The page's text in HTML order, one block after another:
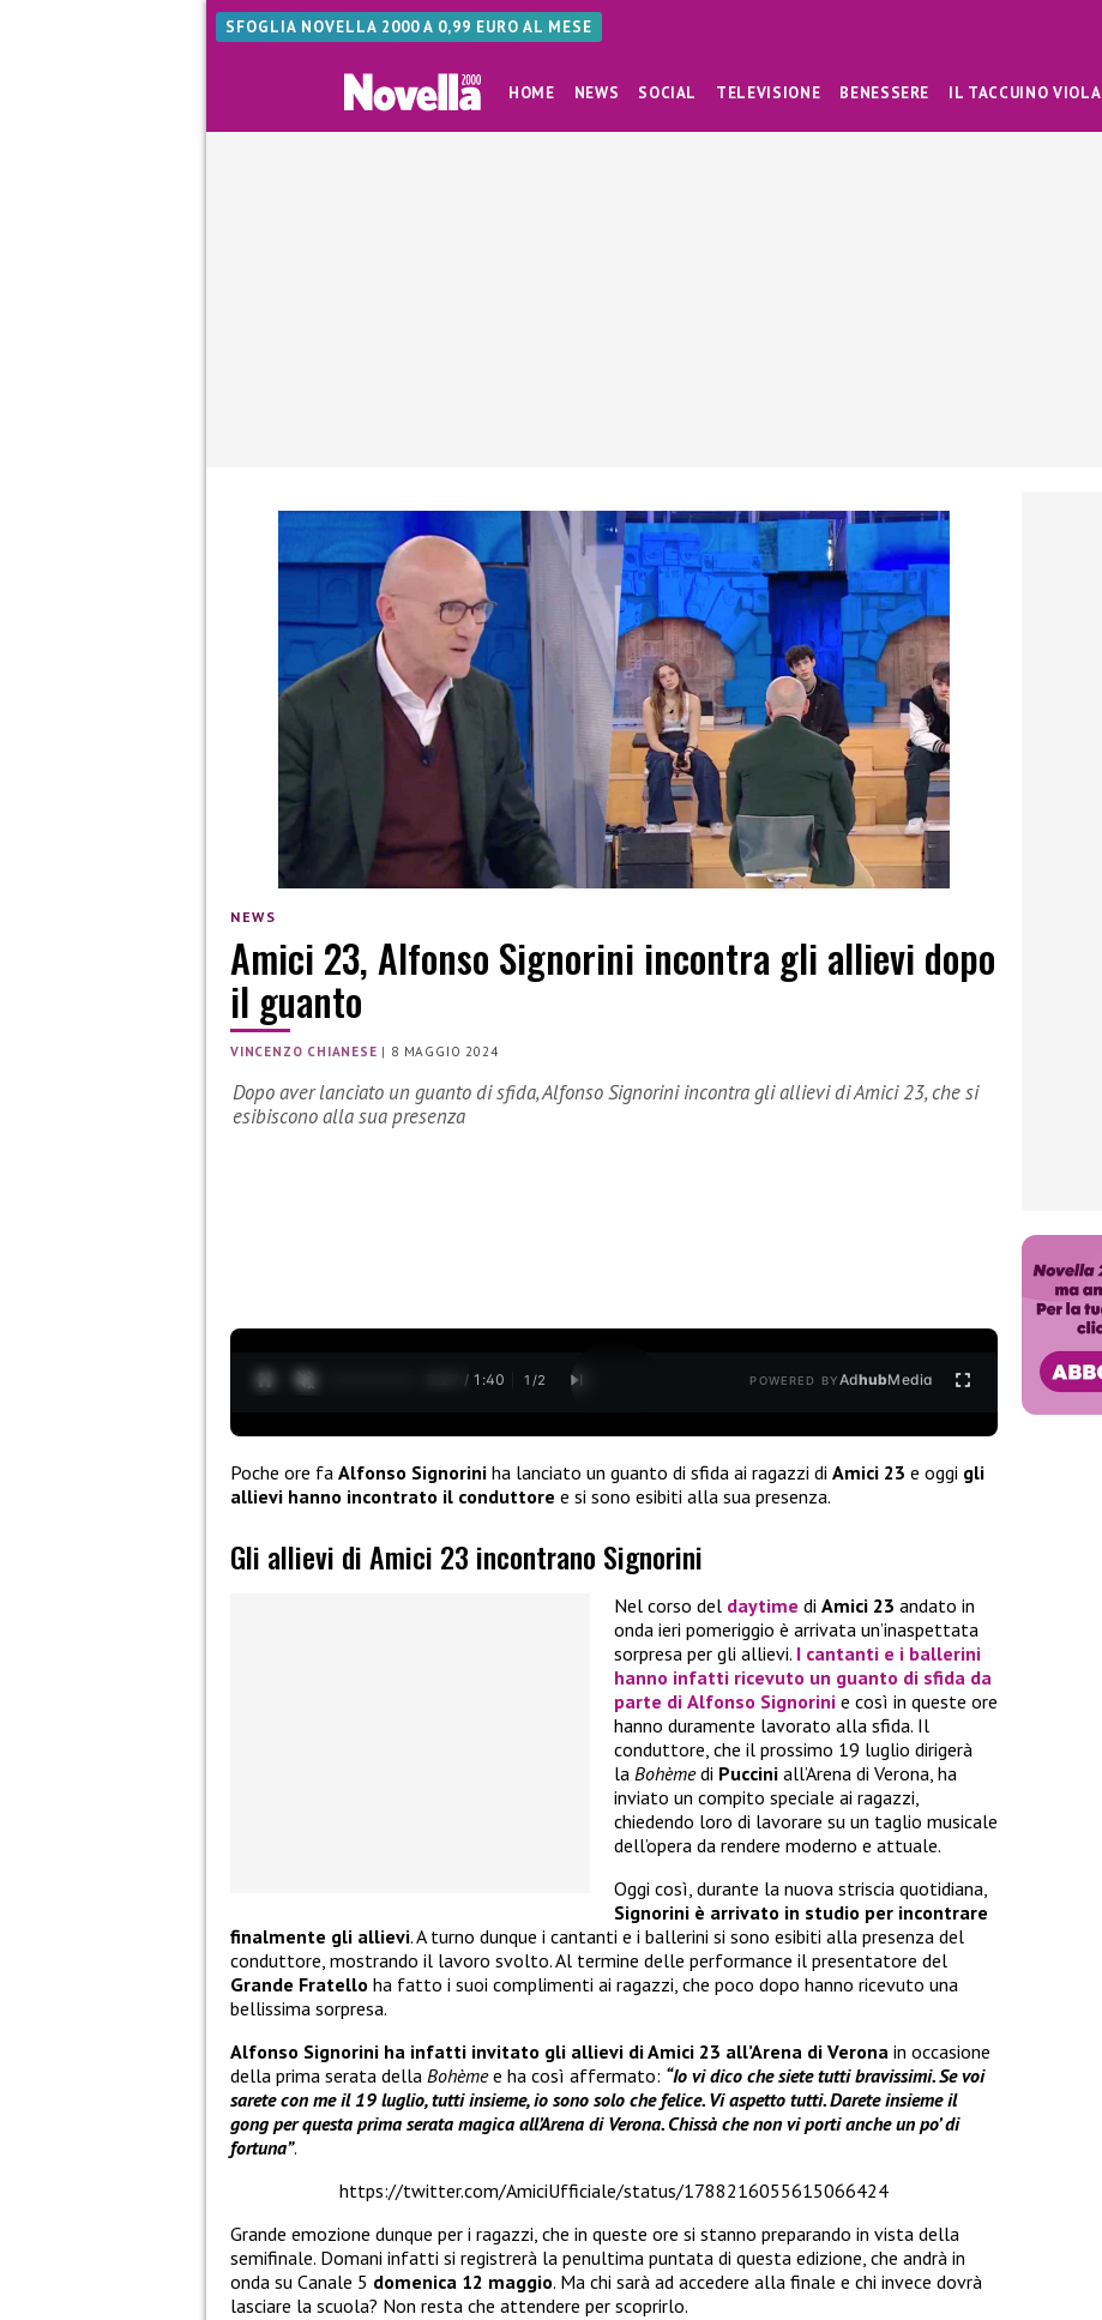
SFOGLIA NOVELLA 2000 A 0,99 EURO AL MESE
HOME NEWS SOCIAL TELEVISIONE BENESSERE IL TACCUINO VIOLA
NEWS
Amici 23, Alfonso Signorini incontra gli allievi dopo
il guanto
VINCENZO CHIANESE | 8 MAGGIO 2024
Dopo aver lanciato un guanto di sfida, Alfonso Signorini incontra gli allievi di Amici 23, che si
esibiscono alla sua presenza
0:28 / 1:40 1 /2 POWERED BYAdhubMedia
Poche ore fa Alfonso Signorini ha lanciato un guanto di sfida ai ragazzi di Amici 23 e oggi gli
allievi hanno incontrato il conduttore e si sono esibiti alla sua presenza.
Gli allievi di Amici 23 incontrano Signorini
Nel corso del daytime di Amici 23 andato in
onda ieri pomeriggio è arrivata un’inaspettata
sorpresa per gli allievi. I cantanti e i ballerini
hanno infatti ricevuto un guanto di sfida da
parte di Alfonso Signorini e così in queste ore
hanno duramente lavorato alla sfida. Il
conduttore, che il prossimo 19 luglio dirigerà
la Bohèmedi Puccini all’Arena di Verona, ha
inviato un compito speciale ai ragazzi,
chiedendo loro di lavorare su un taglio musicale
dell’opera da rendere moderno e attuale.
Oggi così, durante la nuova striscia quotidiana,
Signorini è arrivato in studio per incontrare
finalmente gli allievi. A turno dunque i cantanti e i ballerini si sono esibiti alla presenza del
conduttore, mostrando il lavoro svolto. Al termine delle performance il presentatore del
Grande Fratello ha fatto i suoi complimenti ai ragazzi, che poco dopo hanno ricevuto una
bellissima sorpresa.
Alfonso Signorini ha infatti invitato gli allievi di Amici 23 all’Arena di Verona in occasione
della prima serata della Bohèmee ha così affermato: “Io vi dico che siete tutti bravissimi. Se voi
sarete con me il 19 luglio, tutti insieme, io sono solo che felice. Vi aspetto tutti. Darete insieme il
gong per questa prima serata magica all’Arena di Verona. Chissà che non vi porti anche un po’ di
fortuna”.
https://twitter.com/AmiciUfficiale/status/1788216055615066424
Grande emozione dunque per i ragazzi, che in queste ore si stanno preparando in vista della
semifinale. Domani infatti si registrerà la penultima puntata di questa edizione, che andrà in
onda su Canale 5 domenica 12 maggio. Ma chi sarà ad accedere alla finale e chi invece dovrà
lasciare la scuola? Non resta che attendere per scoprirlo.